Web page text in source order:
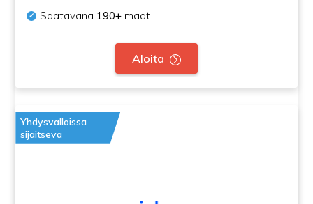
Saatavana 190+ maat
Aloita
Yhdysvalloissa
sijaitseva